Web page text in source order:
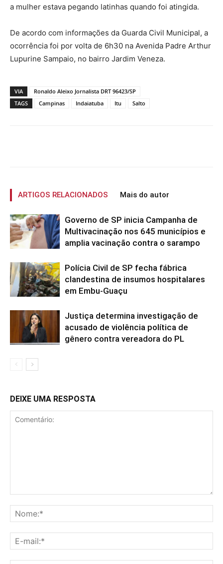
a mulher estava pegando latinhas quando foi atingida.
De acordo com informações da Guarda Civil Municipal, a
ocorrência foi por volta de 6h30 na Avenida Padre Arthur
Lupurine Sampaio, no bairro Jardim Veneza.
VIA
Ronaldo Aleixo Jornalista DRT 96423/SP
TAGS
Campinas Indaiatuba Itu Salto
ARTIGOS RELACIONADOS Mais do autor
Governo de SP inicia Campanha de
Multivacinação nos 645 municípios e
amplia vacinação contra o sarampo
Polícia Civil de SP fecha fábrica
clandestina de insumos hospitalares
em Embu-Guaçu
Justiça determina investigação de
acusado de violência política de
gênero contra vereadora do PL
DEIXE UMA RESPOSTA